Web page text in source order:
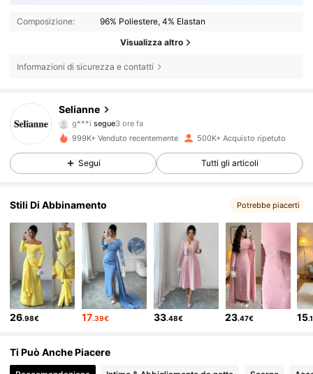
Composizione: 96% Poliestere, 4% Elastan
Visualizza altro
Informazioni di sicurezza e contatti
Selianne
y***9 sta navigando
4.73
282K Follower
4.73 282K Follower
4.73 282K Follower
4.73 282K Follower
282K Follower
999K+ Venduto recentemente 500K+ Acquisto ripetuto
Segui Tutti gli articoli
Stili Di Abbinamento Potrebbe piacerti
26.98€ 17.39€ 33.48€ 23.47€ 15
Ti Può Anche Piacere